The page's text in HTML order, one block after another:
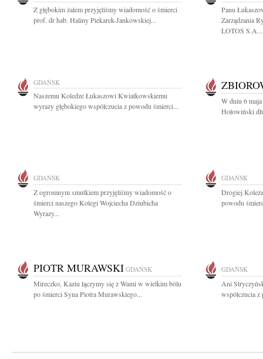
Z głębokim żalem przyjęliśmy wiadomość o śmierci
prof. dr hab. Haliny Piekarek-Jankowskiej...
Panu
Zarządzania
LOTOS
GDAŃSK
Naszemu Koledze Łukaszowi Kwiatkowskiemu
wyrazy głębokiego współczucia z powodu śmierci...
W dniu 6
Hołowiński
GDAŃSK
Z ogromnym smutkiem przyjęliśmy wiadomość o
śmierci naszego Kolegi Wojciecha Dziubicha
Wyrazy...
GDAŃSK
Drogiej
powodu
PIOTR MURAWSKI GDAŃSK
Mireczko, Kaziu łączymy się z Wami w wielkim bólu
po śmierci Syna Piotra Murawskiego...
GDAŃSK
Ani
współczucia